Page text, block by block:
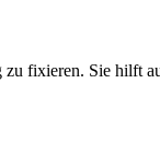
fixieren. Sie hilft